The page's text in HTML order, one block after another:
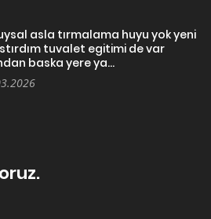
asla tırmalama huyu yok yeni
tuvalet egitimi de var
baska yere ya...